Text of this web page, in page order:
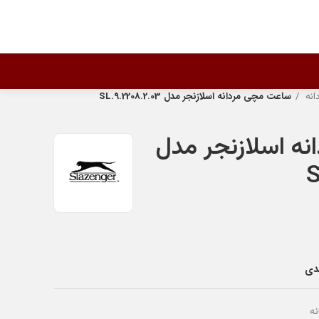
ساعت مچی مردانه اسلازنجر مدل SL.9.2208.2.03
اسلازنجر مدل